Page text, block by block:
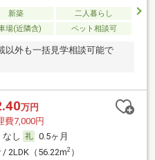
新築
二人暮らし
場(近隣含) ペット相談可
以外も一括見学相談可能で
万円
費7,000円
なし
0.5ヶ月
/ 2LDK（56.22m2）